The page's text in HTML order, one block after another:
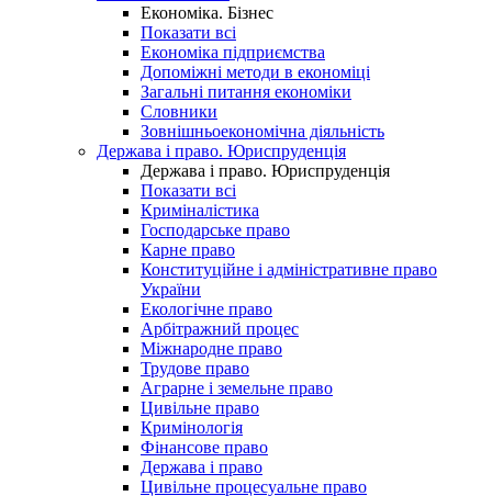
Економіка. Бізнес
Показати всі
Економіка підприємства
Допоміжні методи в економіці
Загальні питання економіки
Словники
Зовнішньоекономічна діяльність
Держава і право. Юриспруденція
Держава і право. Юриспруденція
Показати всі
Криміналістика
Господарське право
Карне право
Конституційне і адміністративне право
України
Екологічне право
Арбітражний процес
Міжнародне право
Трудове право
Аграрне і земельне право
Цивільне право
Кримінологія
Фінансове право
Держава і право
Цивільне процесуальне право